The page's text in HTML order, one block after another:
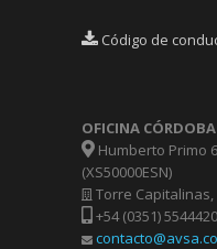
Código de
OFICINA CÓRDOBA
Humberto Primo
(XS50000ESN)
Torre
+54 (0351) 5544420